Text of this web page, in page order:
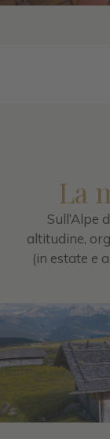
La
Sull’Alpe
altitudine,
(in estate e